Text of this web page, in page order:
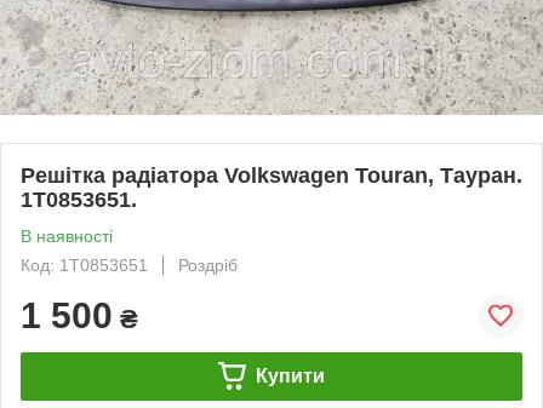
Решітка радіатора Volkswagen Touran, Тауран.
1T0853651.
В наявності
Код: 1T0853651
Роздріб
1 500 ₴
Купити